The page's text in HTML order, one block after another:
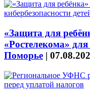
«Защита для
«Ростелекома» для
Поморье |